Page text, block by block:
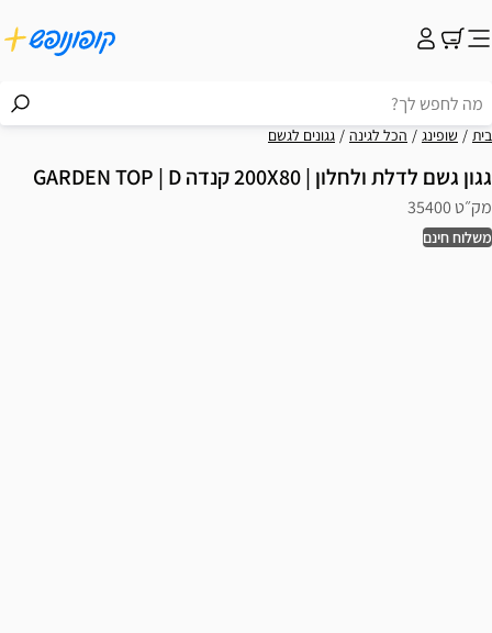
בית שופינג הכל לגינה גגונים לגשם
גגון גשם לדלת ולחלון | 200X80 קנדה GARDEN TOP | D
מק״ט 35400
משלוח חינם